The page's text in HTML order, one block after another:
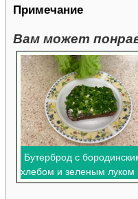
Примечание
Вам может
Бутерброд с
хлебом и зеленым луком